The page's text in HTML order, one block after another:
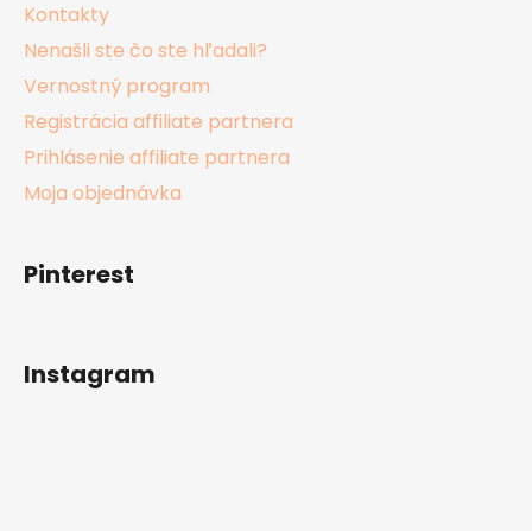
Kontakty
Nenašli ste čo ste hľadali?
Vernostný program
Registrácia affiliate partnera
Prihlásenie affiliate partnera
Moja objednávka
Pinterest
Instagram